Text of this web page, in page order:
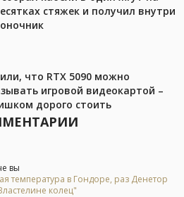
стяжек и получил внутри
что RTX 5090 можно
игровой видеокартой –
дорого стоить
вы
температура в Гондоре, раз Денетор
колец"